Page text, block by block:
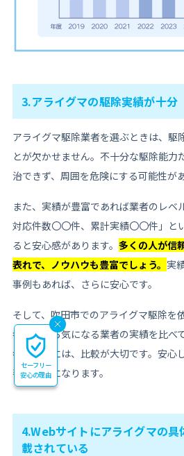
3.アライグマの駆除実績が十分
アライグマ駆除業者を選ぶときは、駆
とが欠かせません。不十分な駆除能力
治できず、周囲を危険にする可能性が
また、実績が豊富であれば業者のレベ
対応件数〇〇件、累計実績〇〇件」と
ると安心感があります。 多くの人が信
表れで、ノウハウも豊富でしょう。 実
事例もあれば、さらに安心です。
そして、吹田市でのアライグマ駆除を
者の中から気になる業者の実績を比べ
者を選ぶには、比較が大切です。安心
判断材料になります。
4.Webサイトにアライグマの
載されている
セーフリー
安心の理由